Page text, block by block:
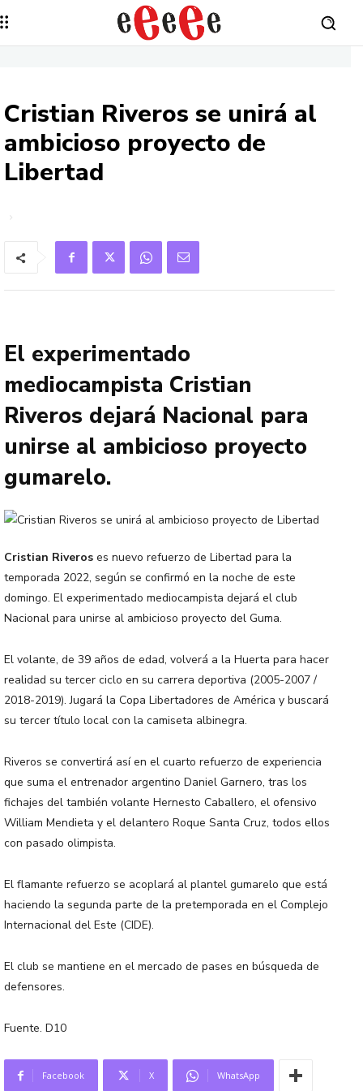
Cristian Riveros se unirá al
ambicioso proyecto de
Libertad
El experimentado
mediocampista Cristian
Riveros dejará Nacional para
unirse al ambicioso proyecto
gumarelo.
Cristian Riveros es nuevo refuerzo de Libertad para la
temporada 2022, según se confirmó en la noche de este
domingo. El experimentado mediocampista dejará el club
Nacional para unirse al ambicioso proyecto del Guma.
El volante, de 39 años de edad, volverá a la Huerta para hacer
realidad su tercer ciclo en su carrera deportiva (2005-2007 /
2018-2019). Jugará la Copa Libertadores de América y buscará
su tercer título local con la camiseta albinegra.
Riveros se convertirá así en el cuarto refuerzo de experiencia
que suma el entrenador argentino Daniel Garnero, tras los
fichajes del también volante Hernesto Caballero, el ofensivo
William Mendieta y el delantero Roque Santa Cruz, todos ellos
con pasado olimpista.
El flamante refuerzo se acoplará al plantel gumarelo que está
haciendo la segunda parte de la pretemporada en el Complejo
Internacional del Este (CIDE).
El club se mantiene en el mercado de pases en búsqueda de
defensores.
Fuente. D10
Facebook X WhatsApp